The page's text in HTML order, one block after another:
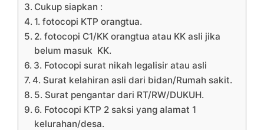
Cukup siapkan :
1. fotocopi KTP orangtua.
2. fotocopi C1/KK orangtua atau KK asli jika
belum masuk KK.
3. Fotocopi surat nikah legalisir atau asli
4. Surat kelahiran asli dari bidan/Rumah sakit.
5. Surat pengantar dari RT/RW/DUKUH.
6. Fotocopi KTP 2 saksi yang alamat 1
kelurahan/desa.